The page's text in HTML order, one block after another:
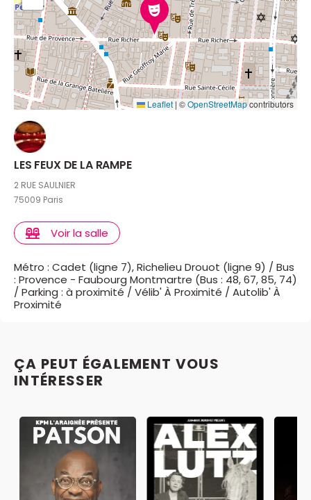
Leaflet | ©OpenStreetMapcontributors
LES FEUX DE LA RAMPE
2 RUE SAULNIER
75009 Paris
Voir la salle
Métro : Cadet (ligne 7), Richelieu Drouot (ligne 9) / Bus
: Provence - Faubourg Montmartre (Bus : 48, 67, 85, 74)
/ Parking : à proximité / Vélib' À Proximité / Autolib' À
Proximité
ÇA PEUT ÉGALEMENT VOUS
INTÉRESSER